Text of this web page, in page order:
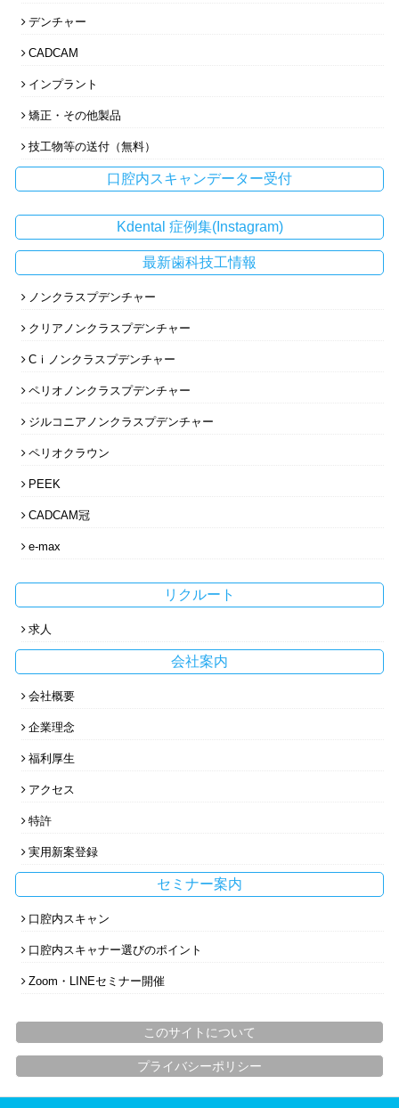
デンチャー
CADCAM
インプラント
矯正・その他製品
技工物等の送付（無料）
口腔内スキャンデーター受付
Kdental 症例集(Instagram)
最新歯科技工情報
ノンクラスプデンチャー
クリアノンクラスプデンチャー
Cｉノンクラスプデンチャー
ペリオノンクラスプデンチャー
ジルコニアノンクラスプデンチャー
ペリオクラウン
PEEK
CADCAM冠
e-max
リクルート
求人
会社案内
会社概要
企業理念
福利厚生
アクセス
特許
実用新案登録
セミナー案内
口腔内スキャン
口腔内スキャナー選びのポイント
Zoom・LINEセミナー開催
このサイトについて
プライバシーポリシー